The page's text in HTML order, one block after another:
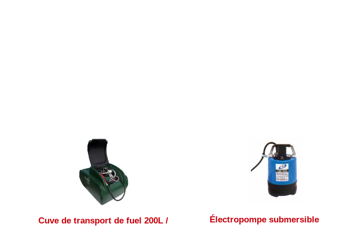
Cuve de transport de fuel 200L /
Électropompe submersible